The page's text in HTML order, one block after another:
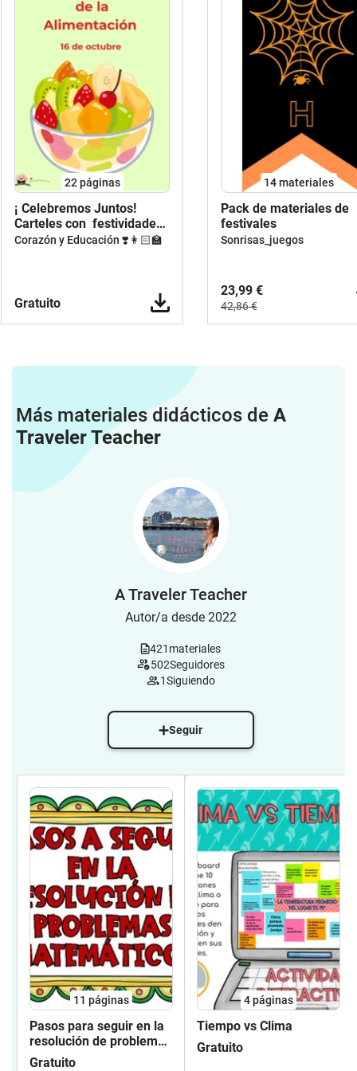
22páginas
¡ Celebremos Juntos!
Carteles con festividades
escolares
Corazón y Educación ❣️👩🏻‍🏫
Gratuito
14 materiales
Pack de materiales de
festivales
Sonrisas_juegos
23,99 €
42,86 €
Más materiales didácticos de A
Traveler Teacher
A Traveler Teacher
Autor/a desde 2022
421 materiales
502Seguidores
1Siguiendo
Seguir
11 páginas
Pasos para seguir en la
resolución de problemas
matemáticos
Gratuito
4páginas
Tiempo vs Clima
Gratuito